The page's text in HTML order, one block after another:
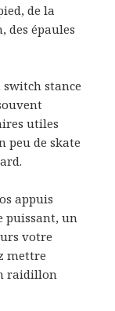
de la
des épaules
switch stance
utiles
peu de skate
appuis
puissant, un
votre
mettre
raidillon